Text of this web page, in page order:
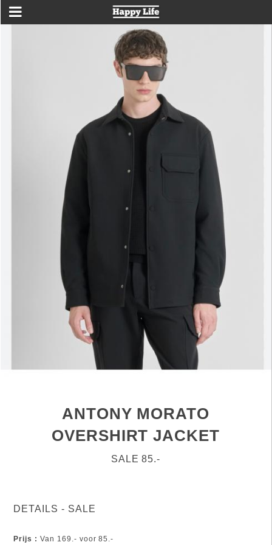
ANTONY MORATO
OVERSHIRT JACKET
SALE 85.-
DETAILS - SALE
Prijs : Van 169.- voor 85.-